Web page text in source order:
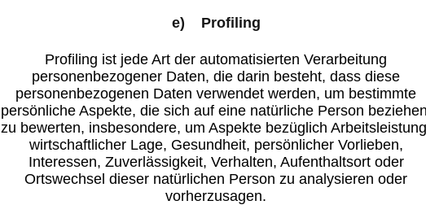
e) Profiling
Profiling ist jede Art der automatisierten Verarbeitung
personenbezogener Daten, die darin besteht, dass diese
personenbezogenen Daten verwendet werden, um bestimmte
persönliche Aspekte, die sich auf eine natürliche Person
zu bewerten, insbesondere, um Aspekte bezüglich
wirtschaftlicher Lage, Gesundheit, persönlicher Vorlieben,
Interessen, Zuverlässigkeit, Verhalten, Aufenthaltsort oder
Ortswechsel dieser natürlichen Person zu analysieren oder
vorherzusagen.